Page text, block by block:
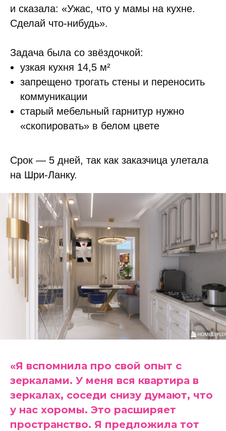
и сказала: «Ужас, что у мамы на кухне.
Сделай что-нибудь».
Задача была со звёздочкой:
узкая кухня 14,5 м²
запрещено трогать стены и переносить
коммуникации
старый мебельный гарнитур нужно
«скопировать» в белом цвете
Срок — 5 дней, так как заказчица улетала
на Шри-Ланку.
«Я вспомнила про свой опыт с
зеркалами. У меня вся квартира в
зеркалах, соседи снизу думают, что
у нас хоромы. Это расширяет
пространство. Я предложила тот